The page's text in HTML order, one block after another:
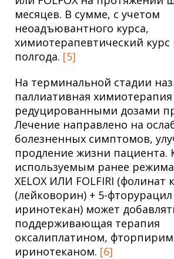
месяцев. В сумме, с учетом
неоадъювантного курса,
химиотерапевтический курс
полгода. [5]
На терминальной стадии
паллиативная химиотерапия
редуцированными дозами
Лечение направлено на
болезненных симптомов,
продление жизни пациента.
используемым ранее
XELOX ИЛИ FOLFIRI (фолинат
(лейковорин) + 5-фторурацил
иринотекан) может
поддерживающая терапия
оксалиплатином,
иринотеканом. [6]